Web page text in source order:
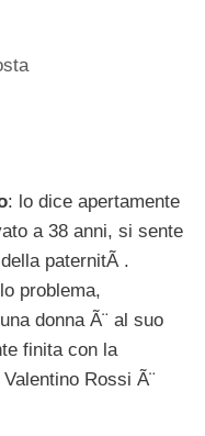
: lo dice apertamente
a 38 anni, si sente
paternitÃ .
problema,
donna Ã¨ al suo
finita con la
Rossi Ã¨